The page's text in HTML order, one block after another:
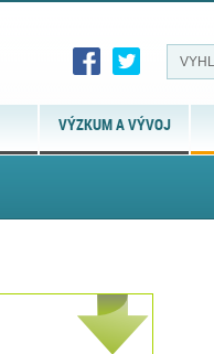
VÝZKUM A VÝVOJ